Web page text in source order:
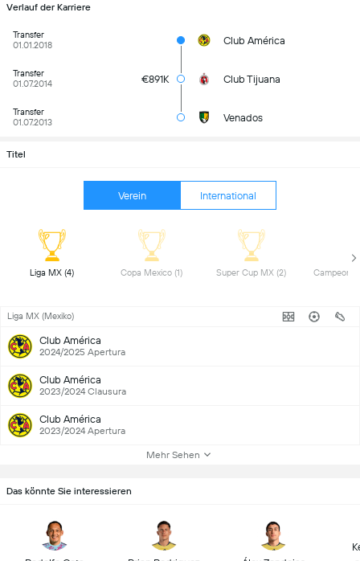
Verlauf der Karriere
Transfer
01.01.2018
Club América
Transfer
01.07.2014
€891K Club Tijuana
Transfer
01.07.2013
Venados
Titel
Verein International
Liga MX (Mexiko)
Club América
2024/2025 Apertura
Club América
2023/2024 Clausura
Club América
2023/2024 Apertura
Mehr Sehen
Das könnte Sie interessieren